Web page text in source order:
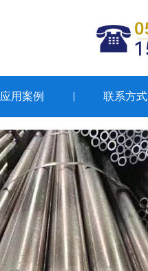
应用案例 联系方式